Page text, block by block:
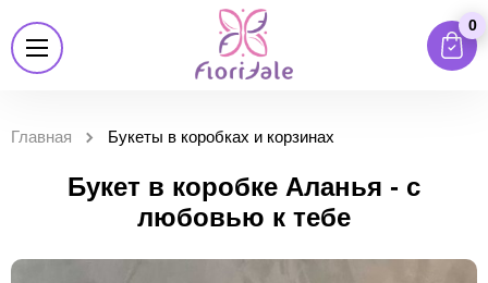
0
Главная Букеты в коробках и корзинах
Букет в коробке Аланья - с
любовью к тебе